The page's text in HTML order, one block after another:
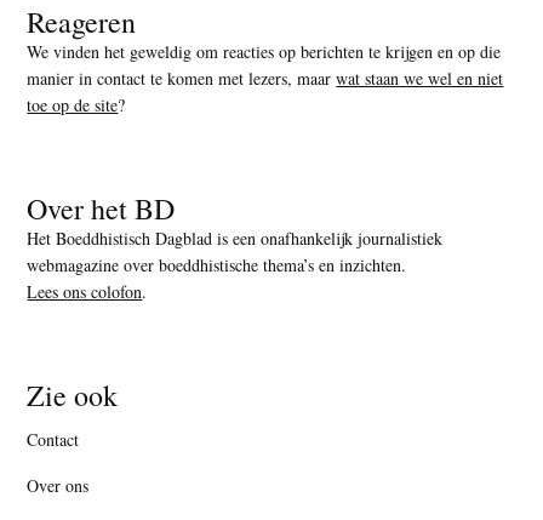
Reageren
We vinden het geweldig om reacties op berichten te krijgen en op die
manier in contact te komen met lezers, maarwat staan we wel en niet
toe op de site?
Over het BD
Het Boeddhistisch Dagblad is een onafhankelijk journalistiek
webmagazine over boeddhistische thema’s en inzichten.
Lees ons colofon.
Zie ook
Contact
Over ons